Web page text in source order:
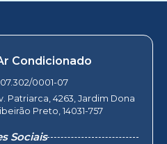
Condicionado
0001-07
Patriarca, 4263, Jardim Dona
Preto, 14031-757
Sociais